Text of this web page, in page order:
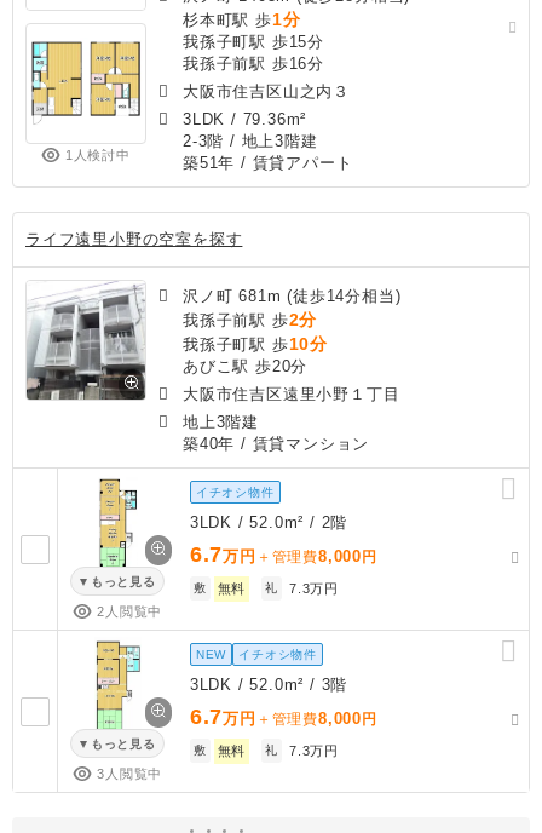
1人検討中
杉本町駅 歩1分
我孫子町駅 歩15分
我孫子前駅 歩16分
大阪市住吉区山之内３
3LDK / 79.36m²
2-3階 / 地上3階建
築51年 / 賃貸アパート
ライフ遠里小野の空室を探す
沢ノ町 681m (徒歩14分相当)
我孫子前駅 歩2分
我孫子町駅 歩10分
あびこ駅 歩20分
大阪市住吉区遠里小野１丁目
地上3階建
築40年 / 賃貸マンション
もっと見る
2人閲覧中
イチオシ物件
3LDK / 52.0m² / 2階
6.7万円 ＋管理費8,000 円
敷 無料 礼 7.3万円
もっと見る
3人閲覧中
NEW イチオシ物件
3LDK / 52.0m² / 3階
6.7万円 ＋管理費8,000 円
敷 無料 礼 7.3万円